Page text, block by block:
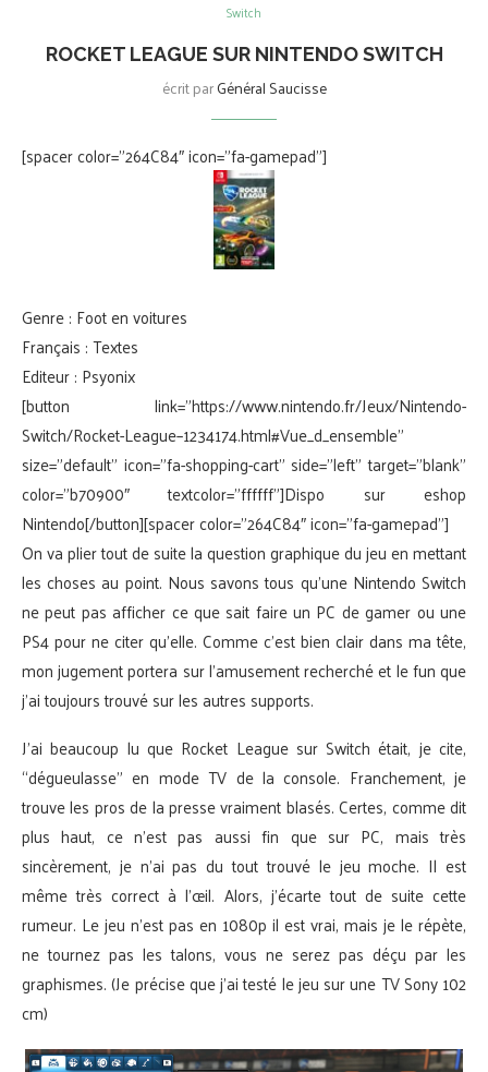
Switch
ROCKET LEAGUE SUR NINTENDO SWITCH
écrit parGénéral Saucisse
[spacer color=”264C84″ icon=”fa-gamepad”]
Genre : Foot en voitures
Français : Textes
Editeur : Psyonix
[button link=”https://www.nintendo.fr/Jeux/Nintendo-
Switch/Rocket-League–1234174.html#Vue_d_ensemble”
size=”default” icon=”fa-shopping-cart” side=”left” target=”blank”
color=”b70900″ textcolor=”ffffff”]Dispo sur eshop
Nintendo[/button][spacer color=”264C84″ icon=”fa-gamepad”]
On va plier tout de suite la question graphique du jeu en mettant
les choses au point. Nous savons tous qu’une Nintendo Switch
ne peut pas afficher ce que sait faire un PC de gamer ou une
PS4 pour ne citer qu’elle. Comme c’est bien clair dans ma tête,
mon jugement portera sur l’amusement recherché et le fun que
j’ai toujours trouvé sur les autres supports.
J’ai beaucoup lu que Rocket League sur Switch était, je cite,
“dégueulasse” en mode TV de la console. Franchement, je
trouve les pros de la presse vraiment blasés. Certes, comme dit
plus haut, ce n’est pas aussi fin que sur PC, mais très
sincèrement, je n’ai pas du tout trouvé le jeu moche. Il est
même très correct à l’œil. Alors, j’écarte tout de suite cette
rumeur. Le jeu n’est pas en 1080p il est vrai, mais je le répète,
ne tournez pas les talons, vous ne serez pas déçu par les
graphismes. (Je précise que j’ai testé le jeu sur une TV Sony 102
cm)